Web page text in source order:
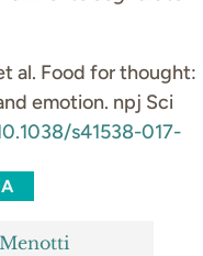
al. Food for thought:
emotion. npj Sci
s41538-017-